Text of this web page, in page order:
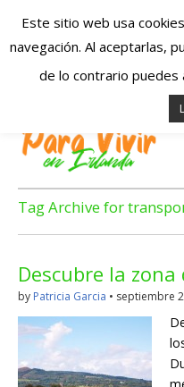
Irlanda
Irlanda
en
Irlanda
Blog dedicado a los que
Irlanda!
Tag Archive for
Descubre la zona
by Patricia Garcia • septiembre
Este sitio web usa
navegación. Al aceptarlas,
de lo contrario puedes